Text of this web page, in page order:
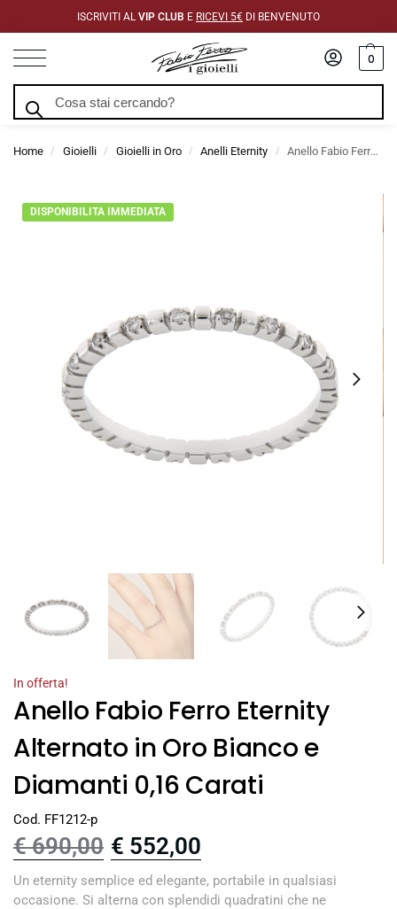
ISCRIVITI AL VIP CLUB E RICEVI 5€ DI BENVENUTO
0
Home / Gioielli / Gioielli in Oro / Anelli Eternity / Anello Fabio Ferro Eternity Alternato in Oro Bianco e Diamanti 0,16 Carati
DISPONIBILITA IMMEDIATA
In offerta!
Anello Fabio Ferro Eternity
Alternato in Oro Bianco e
Diamanti 0,16 Carati
Cod. FF1212-p
€690,00 € 552,00
Un eternity semplice ed elegante, portabile in qualsiasi
occasione. Si alterna con splendidi quadratini che ne